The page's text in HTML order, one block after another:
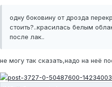
одну боковину от дрозда
стоить?..красилась белым
после лак..
не могу так сказать,надо на неё